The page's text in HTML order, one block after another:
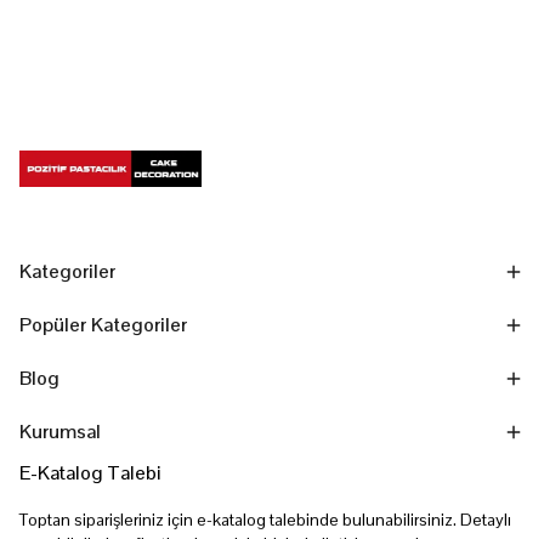
Kategoriler
Popüler Kategoriler
Blog
Kurumsal
E-Katalog Talebi
Toptan siparişleriniz için e-katalog talebinde bulunabilirsiniz. Detaylı